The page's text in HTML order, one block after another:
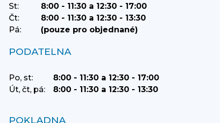
St:
8:00 - 11:30 a 12:30 - 17:00
Čt:
8:00 - 11:30 a 12:30 - 13:30
Pá:
(pouze pro objednané)
PODATELNA
Po, st:
8:00 - 11:30 a 12:30 - 17:00
Út, čt, pá:
8:00 - 11:30 a 12:30 - 13:30
POKLADNA